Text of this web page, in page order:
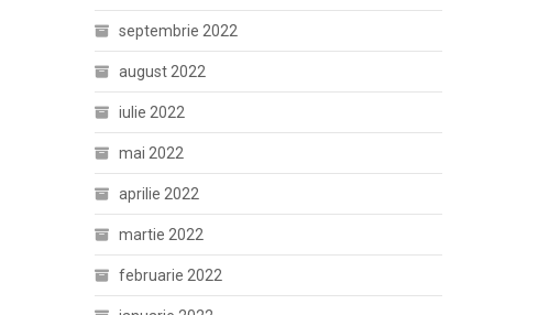
septembrie 2022
august 2022
iulie 2022
mai 2022
aprilie 2022
martie 2022
februarie 2022